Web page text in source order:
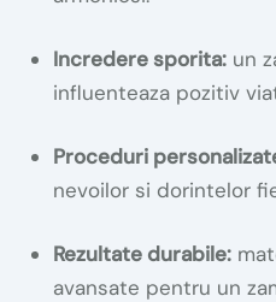
Incredere sporita: un
influenteaza pozitiv
Proceduri
nevoilor si dorintelor
Rezultate durabile:
avansate pentru un